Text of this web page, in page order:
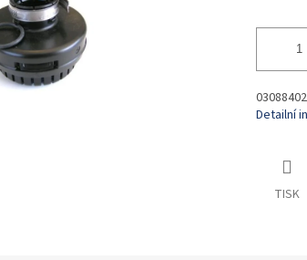
03088402
Detailní
TISK